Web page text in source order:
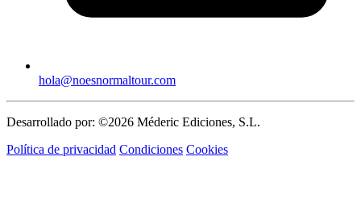
hola@noesnormaltour.com
Desarrollado por: ©2026 Méderic Ediciones, S.L.
Política de privacidad Condiciones Cookies